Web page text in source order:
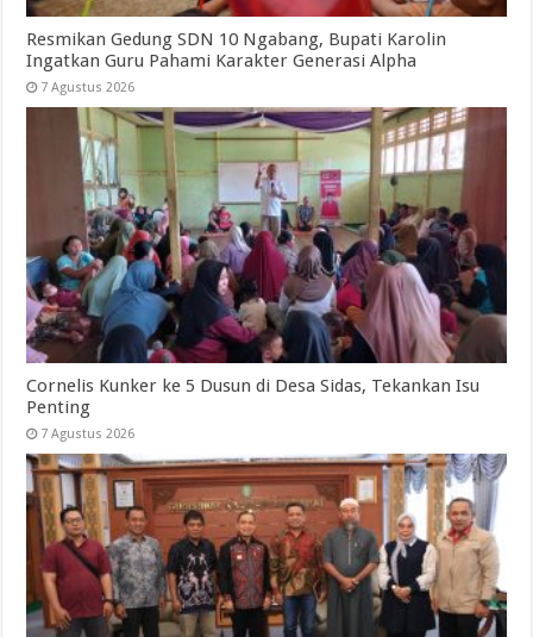
Resmikan Gedung SDN 10 Ngabang, Bupati Karolin
Ingatkan Guru Pahami Karakter Generasi Alpha
7 Agustus 2026
Cornelis Kunker ke 5 Dusun di Desa Sidas, Tekankan Isu
Penting
7 Agustus 2026